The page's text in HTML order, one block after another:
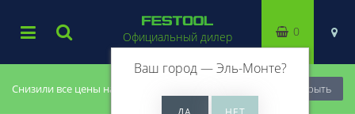
Снизили все цены на 20%, успей купить! Закрыть
Официальный дилер
Ваш город —Эль-Монте?
0